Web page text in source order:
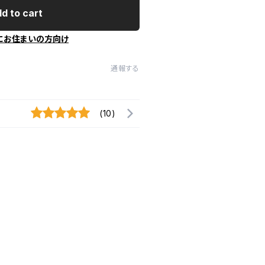
to cart
お住まいの方向け
通報する
(10)